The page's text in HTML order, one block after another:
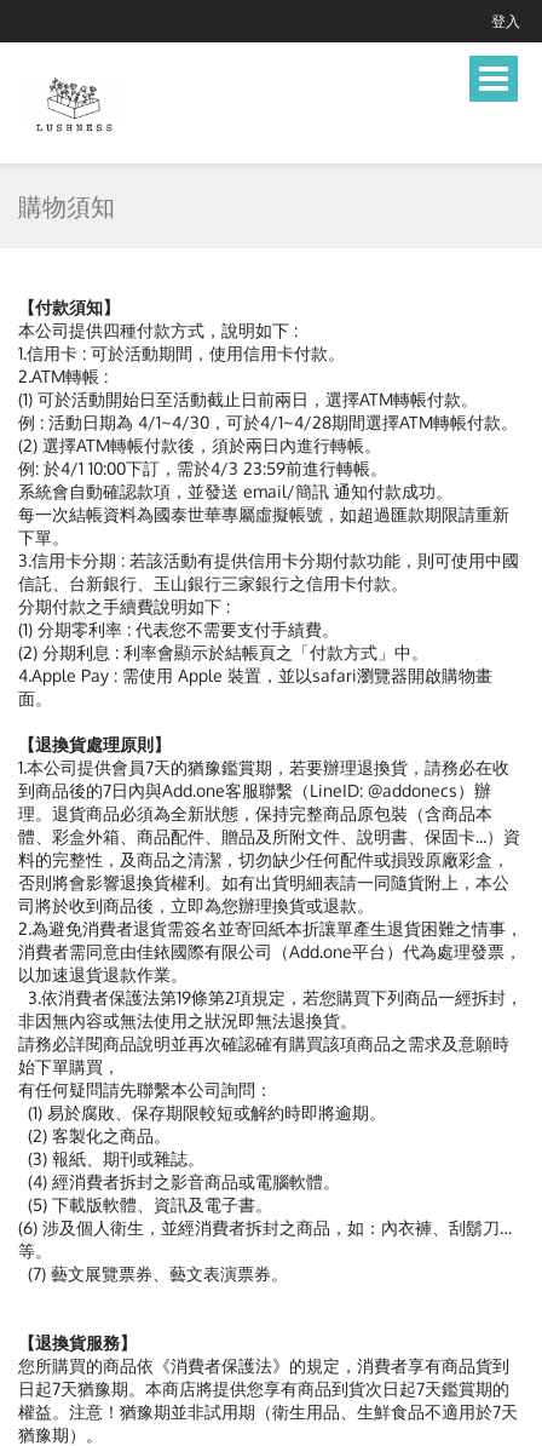
登入
Toggle
購物須知
【付款須知】
本公司提供四種付款方式，說明如下 :
1.信用卡 : 可於活動期間，使用信用卡付款。
2.ATM轉帳 :
(1) 可於活動開始日至活動截止日前兩日，選擇ATM轉帳付款。
例 : 活動日期為 4/1~4/30，可於4/1~4/28期間選擇ATM轉帳付款。
(2) 選擇ATM轉帳付款後，須於兩日內進行轉帳。
例: 於4/1 10:00下訂，需於4/3 23:59前進行轉帳。
系統會自動確認款項，並發送 email/簡訊 通知付款成功。
每一次結帳資料為國泰世華專屬虛擬帳號，如超過匯款期限請重新
下單。
3.信用卡分期 : 若該活動有提供信用卡分期付款功能，則可使用中國
信託、台新銀行、玉山銀行三家銀行之信用卡付款。
分期付款之手續費說明如下 :
(1) 分期零利率 : 代表您不需要支付手績費。
(2) 分期利息 : 利率會顯示於結帳頁之「付款方式」中。
4.Apple Pay : 需使用 Apple 裝置，並以safari瀏覽器開啟購物畫
面。
【退換貨處理原則】
1.本公司提供會員7天的猶豫鑑賞期，若要辦理退換貨，請務必在收
到商品後的7日內與Add.one客服聯繫（LineID: @addonecs）辦
理。退貨商品必須為全新狀態，保持完整商品原包裝（含商品本
體、彩盒外箱、商品配件、贈品及所附文件、說明書、保固卡...）資
料的完整性，及商品之清潔，切勿缺少任何配件或損毀原廠彩盒，
否則將會影響退換貨權利。如有出貨明細表請一同隨貨附上，本公
司將於收到商品後，立即為您辦理換貨或退款。
2.為避免消費者退貨需簽名並寄回紙本折讓單產生退貨困難之情事，
消費者需同意由佳銥國際有限公司（Add.one平台）代為處理發票，
以加速退貨退款作業。
3.依消費者保護法第19條第2項規定，若您購買下列商品一經拆封，
非因無內容或無法使用之狀況即無法退換貨。
請務必詳閱商品說明並再次確認確有購買該項商品之需求及意願時
始下單購買，
有任何疑問請先聯繫本公司詢問：
(1) 易於腐敗、保存期限較短或解約時即將逾期。
(2) 客製化之商品。
(3) 報紙、期刊或雜誌。
(4) 經消費者拆封之影音商品或電腦軟體。
(5) 下載版軟體、資訊及電子書。
(6) 涉及個人衛生，並經消費者拆封之商品，如：內衣褲、刮鬍刀…
等。
(7) 藝文展覽票券、藝文表演票券。
【退換貨服務】
您所購買的商品依《消費者保護法》的規定，消費者享有商品貨到
日起7天猶豫期。本商店將提供您享有商品到貨次日起7天鑑賞期的
權益。注意！猶豫期並非試用期（衛生用品、生鮮食品不適用於7天
猶豫期）。